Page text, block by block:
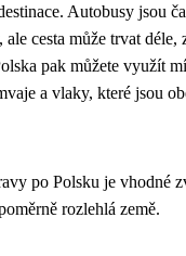
Autobusy jsou
cesta může trvat déle,
pak můžete využít
a vlaky, které jsou
po Polsku je vhodné
rozlehlá země.